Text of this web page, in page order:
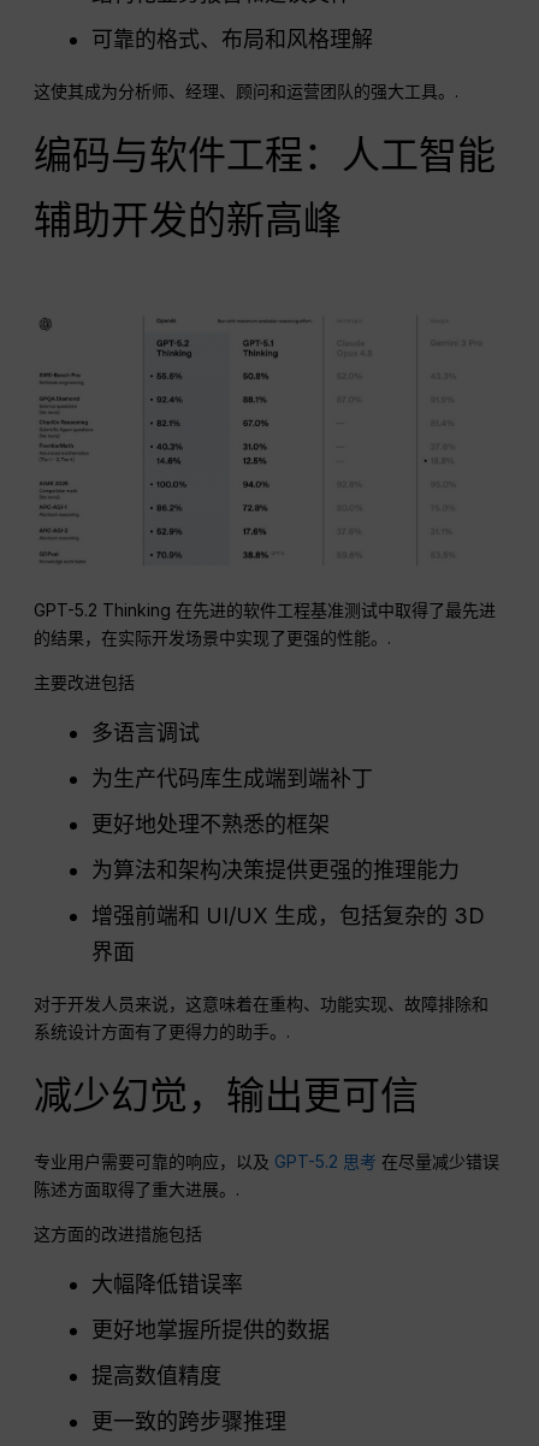
可靠的格式、布局和风格理解
这使其成为分析师、经理、顾问和运营团队的强大工具。.
编码与软件工程：人工智能
辅助开发的新高峰
GPT-5.2 Thinking 在先进的软件工程基准测试中取得了最先进
的结果，在实际开发场景中实现了更强的性能。.
主要改进包括
多语言调试
为生产代码库生成端到端补丁
更好地处理不熟悉的框架
为算法和架构决策提供更强的推理能力
增强前端和 UI/UX 生成，包括复杂的 3D
界面
对于开发人员来说，这意味着在重构、功能实现、故障排除和
系统设计方面有了更得力的助手。.
减少幻觉，输出更可信
专业用户需要可靠的响应，以及 GPT-5.2 思考 在尽量减少错误
陈述方面取得了重大进展。.
这方面的改进措施包括
大幅降低错误率
更好地掌握所提供的数据
提高数值精度
更一致的跨步骤推理